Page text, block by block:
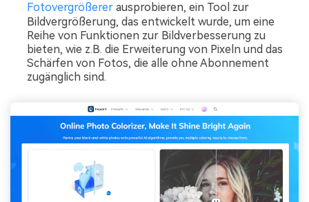
Fotovergrößerer ausprobieren, ein Tool zur
Bildvergrößerung, das entwickelt wurde, um eine
Reihe von Funktionen zur Bildverbesserung zu
bieten, wie z.B. die Erweiterung von Pixeln und das
Schärfen von Fotos, die alle ohne Abonnement
zugänglich sind.